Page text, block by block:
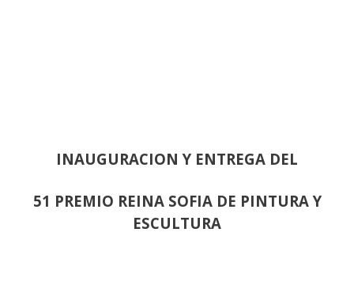
INAUGURACION Y ENTREGA DEL
51 PREMIO REINA SOFIA DE PINTURA Y
ESCULTURA